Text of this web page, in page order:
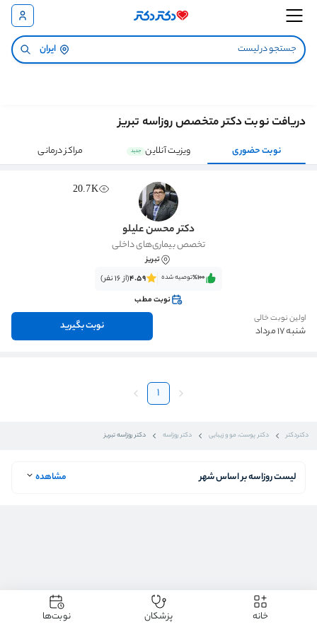
ایران
دکتردکتر دکتر پوست، مو و زیبایی دکتر روزاسه دکتر روزاسه تبریز
دریافت نوبت دکتر متخصص روزاسه تبریز
نوبت حضوری ویزیت آنلاین جدید مراکز درمانی
20.7K
دکتر محسن علیلو
تخصص بیماری‌های داخلی
تبریز
٪100‌‌‌توصیه شده 4.59(از 16 نفر)
نوبت مطب
اولین نوبت خالی
شنبه 17 مرداد نوبت بگیرید
1
لیست روزاسه بر اساس شهر مشاهده
خانه پزشکان نوبت‌ها